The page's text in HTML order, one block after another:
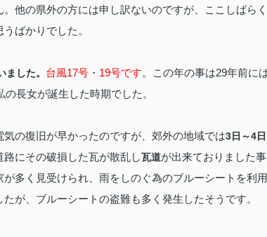
他の県外の方には申し訳ないのですが、ここしばらく
ばかりでした。
した。 台風17号 ・ 19号です。この年の事は29年前に
長女が誕生した時期でした。
の復旧が早かったのですが、郊外の地域では3日～4日
にその破損した瓦が散乱し瓦道が出来ておりました事
多く見受けられ、雨をしのぐ為のブルーシートを利用
が、ブルーシートの盗難も多く発生したそうです。